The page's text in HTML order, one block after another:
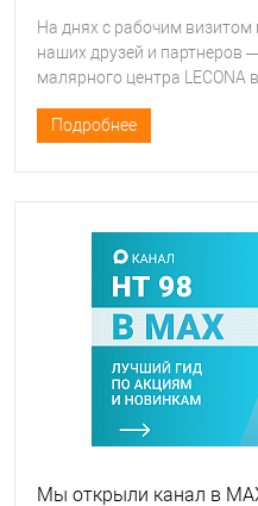
На днях с рабочим визитом
наших друзей и партнеров
малярного центра LECONA
Подробнее
Мы открыли канал в